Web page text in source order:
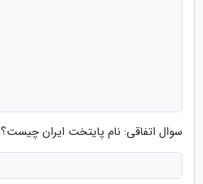
سوال اتفاقی: نام پایتخت ایران چیست؟